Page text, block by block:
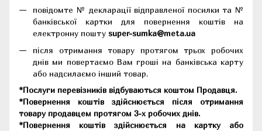
повідомте № декларації відправленої посилки та №
банківської картки для повернення коштів на
електронну пошту super-sumka@meta.ua
після отримання товару протягом трьох робочих
днів ми повертаємо Вам гроші на банківська карту
або надсилаємо інший товар.
*Послуги перевізників відбуваються коштом Продавця.
*Повернення коштів здійснюється після отримання
товару продавцем протягом 3-х робочих днів.
*Повернення коштів здійснюється на картку або